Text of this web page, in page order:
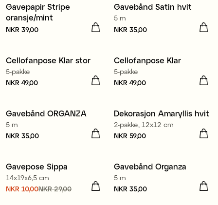
3 for 99 kr
Gavepapir Stripe
oransje/mint
Pris :NKR 39,00
NKR 39,00
4 for 3
Gavebånd Satin hvit
5 m
Pris :NKR 35,00
NKR 35,00
Cellofanpose Klar stor
5-pakke
Pris :NKR 49,00
NKR 49,00
Cellofanpose Klar
5-pakke
Pris :NKR 49,00
NKR 49,00
4 for 3
Gavebånd ORGANZA
5 m
Pris :NKR 35,00
NKR 35,00
Dekorasjon Amaryllis hvit
2-pakke, 12x12 cm
Pris :NKR 59,00
NKR 59,00
Sale
Gavepose Sippa
14x19x6,5 cm
Nåværende pris:
NKR 10,00NKR 29,00
4 for 3
Gavebånd Organza
5 m
Pris :NKR 35,00
NKR 35,00